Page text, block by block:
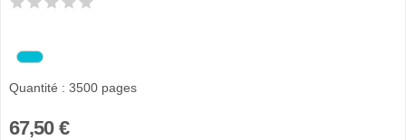
Quantité : 3500 pages
67,50 €